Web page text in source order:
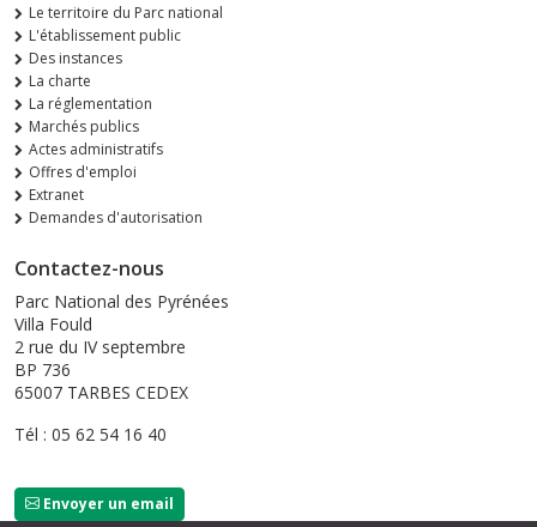
Le territoire du Parc national
L'établissement public
Des instances
La charte
La réglementation
Marchés publics
Actes administratifs
Offres d'emploi
Extranet
Demandes d'autorisation
Contactez-nous
Parc National des Pyrénées
Villa Fould
2 rue du IV septembre
BP 736
65007 TARBES CEDEX
Tél : 05 62 54 16 40
Envoyer un email